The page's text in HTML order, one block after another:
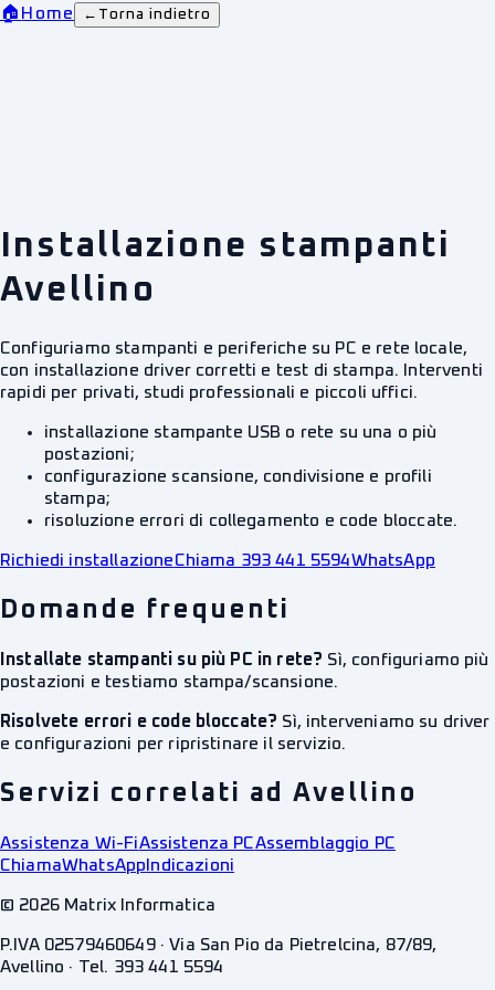
🏠 Home ← Torna indietro
Installazione stampanti
Avellino
Configuriamo stampanti e periferiche su PC e rete locale,
con installazione driver corretti e test di stampa. Interventi
rapidi per privati, studi professionali e piccoli uffici.
installazione stampante USB o rete su una o più
postazioni;
configurazione scansione, condivisione e profili
stampa;
risoluzione errori di collegamento e code bloccate.
Richiedi installazioneChiama 393 441 5594WhatsApp
Domande frequenti
Installate stampanti su più PC in rete? Sì, configuriamo più
postazioni e testiamo stampa/scansione.
Risolvete errori e code bloccate? Sì, interveniamo su driver
e configurazioni per ripristinare il servizio.
Servizi correlati ad Avellino
Assistenza Wi-FiAssistenza PCAssemblaggio PC
ChiamaWhatsAppIndicazioni
© 2026Matrix Informatica
P.IVA 02579460649 · Via San Pio da Pietrelcina, 87/89,
Avellino · Tel. 393 441 5594